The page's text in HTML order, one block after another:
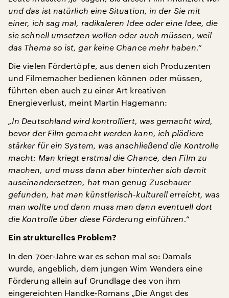
und das ist natürlich eine Situation, in der Sie mit
einer, ich sag mal, radikaleren Idee oder eine Idee, die
sie schnell umsetzen wollen oder auch müssen, weil
das Thema so ist, gar keine Chance mehr haben.“
Die vielen Fördertöpfe, aus denen sich Produzenten
und Filmemacher bedienen können oder müssen,
führten eben auch zu einer Art kreativen
Energieverlust, meint Martin Hagemann:
„In Deutschland wird kontrolliert, was gemacht wird,
bevor der Film gemacht werden kann, ich plädiere
stärker für ein System, was anschließend die Kontrolle
macht: Man kriegt erstmal die Chance, den Film zu
machen, und muss dann aber hinterher sich damit
auseinandersetzen, hat man genug Zuschauer
gefunden, hat man künstlerisch-kulturell erreicht, was
man wollte und dann muss man dann eventuell dort
die Kontrolle über diese Förderung einführen.“
Ein strukturelles Problem?
In den 70er-Jahre war es schon mal so: Damals
wurde, angeblich, dem jungen Wim Wenders eine
Förderung allein auf Grundlage des von ihm
eingereichten Handke-Romans „Die Angst des